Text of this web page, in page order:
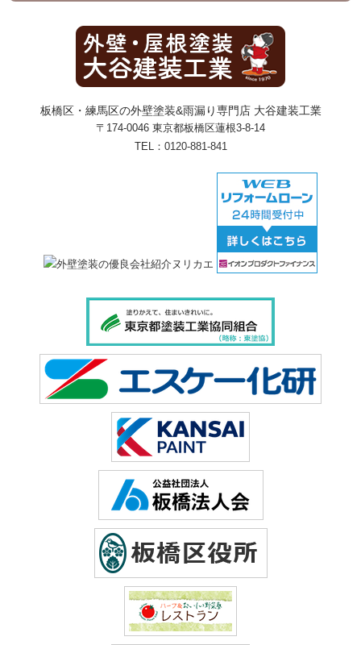
板橋区・練馬区の外壁塗装&雨漏り専門店 大谷建装工業
〒174-0046 東京都板橋区蓮根3-8-14
TEL： 0120-881-841